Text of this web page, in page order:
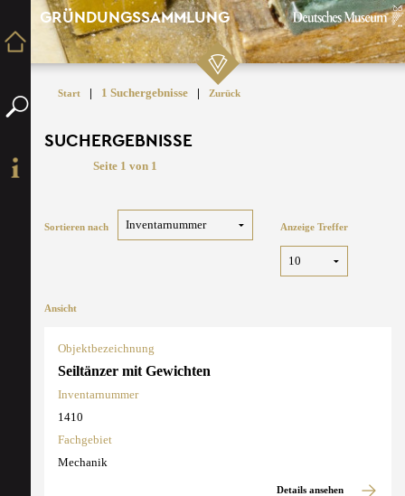
GRÜNDUNGSSAMMLUNG
Start | 1 Suchergebnisse | Zurück
SUCHERGEBNISSE
Seite 1 von 1
Sortieren nach Anzeige Treffer
Ansicht
Objektbezeichnung
Seiltänzer mit Gewichten
Inventarnummer
1410
Fachgebiet
Mechanik
Details ansehen